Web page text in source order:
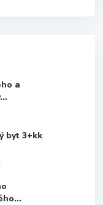
a
byt 3+kk